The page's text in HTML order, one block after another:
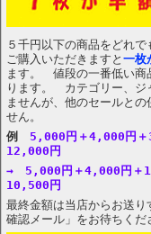
５千円以下の商品をどれで
ご購入いただきますと 一枚
ます。 値段の一番低い商
ります。 カテゴリー、ジ
ませんが、他のセールとの
せん。
例
5,000円＋4,000円
12,000円
→ 5,000円＋4,000円＋
10,500円
最終金額は当店からお送り
確認メール」をお待ちくだ